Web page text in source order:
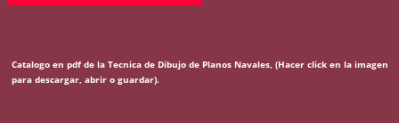
Catalogo en pdf de la Tecnica de Dibujo de Planos Navales, (Hacer click en la imagen
para descargar, abrir o guardar).